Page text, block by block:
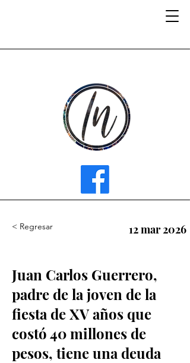
< Regresar 12 mar 2026
Juan Carlos Guerrero,
padre de la joven de la
fiesta de XV años que
costó 40 millones de
pesos, tiene una deuda